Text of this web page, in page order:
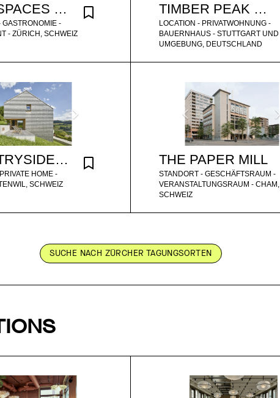
BLUE SPACES LOCATION
GASTRONOMIE -
- ZÜRICH, SCHWEIZ
TIMBER PEAK RETREAT
LOCATION - PRIVATWOHNUNG -
BAUERNHAUS - STUTTGART UND
UMGEBUNG, DEUTSCHLAND
COUNTRYSIDE MODERN
HOME -
SCHWEIZ
THE PAPER MILL
STANDORT - GESCHÄFTSRAUM -
VERANSTALTUNGSRAUM - CHAM,
SCHWEIZ
SUCHE NACH ZÜRCHER TAGUNGSORTEN